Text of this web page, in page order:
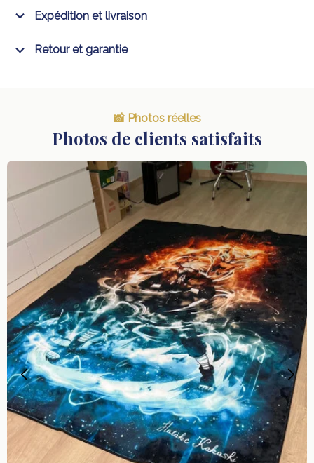
Expédition et livraison
Retour et garantie
📸 Photos réelles
Photos de clients satisfaits